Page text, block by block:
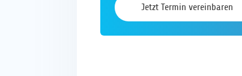
Jetzt Termin vereinbaren